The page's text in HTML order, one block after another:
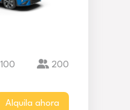
100 200
Alquila ahora